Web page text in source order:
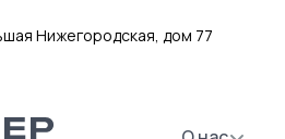
Нижегородская, дом 77